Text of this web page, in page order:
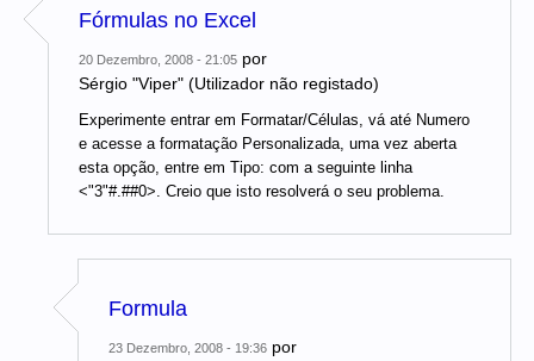
Fórmulas no Excel
20 Dezembro, 2008 - 21:05 por
Sérgio "Viper" (Utilizador não registado)
Experimente entrar em Formatar/Células, vá até Numero
e acesse a formatação Personalizada, uma vez aberta
esta opção, entre em Tipo: com a seguinte linha
<"3"#.##0>. Creio que isto resolverá o seu problema.
Formula
23 Dezembro, 2008 - 19:36 por